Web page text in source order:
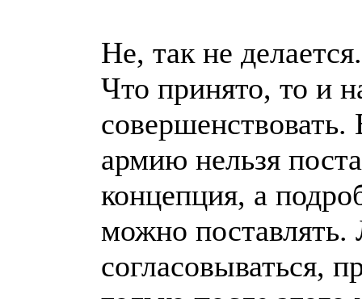
Не, так не делается.
Что принято, то и
армию нельзя
концепция, а
можно
согласовываться,